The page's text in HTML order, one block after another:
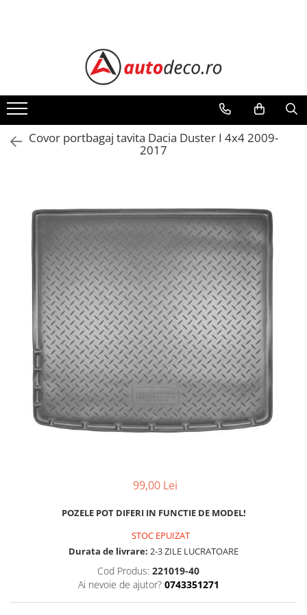
ALFA ROMEO
AUDI
BMW
FORD
HONDA
HYUNDAI
MAZDA
MERCEDES
OPEL
PEUGEOT
RENAULT
SKODA
VOLKSWAGEN
TOP VANZARI
STICKERE STALPI SI GEAM MIC
STICKERE CAMUFLAJ
Covor portbagaj tavita Dacia Duster I 4x4 2009-
2017
99,00 Lei
POZELE POT DIFERI IN FUNCTIE DE MODEL!
STOC EPUIZAT
Durata de livrare: 2-3 ZILE LUCRATOARE
Cod Produs: 221019-40
Ai nevoie de ajutor? 0743351271